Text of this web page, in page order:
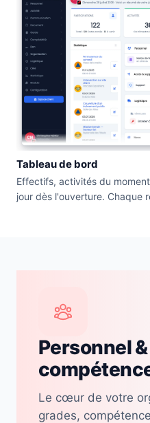
Tableau de bord
Effectifs, activités du
jour dès l'ouverture. Chaque
Personnel &
Le cœur de votre
grades,